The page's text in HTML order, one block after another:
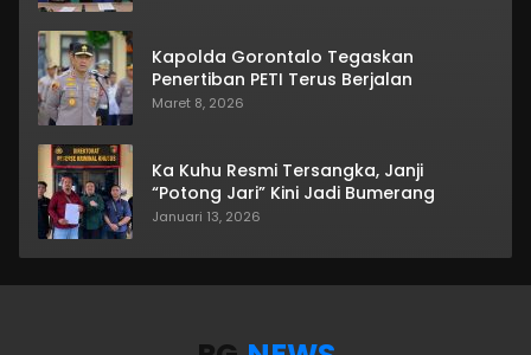
Kapolda Gorontalo Tegaskan
Penertiban PETI Terus Berjalan
Maret 8, 2026
Ka Kuhu Resmi Tersangka, Janji
“Potong Jari” Kini Jadi Bumerang
Januari 13, 2026